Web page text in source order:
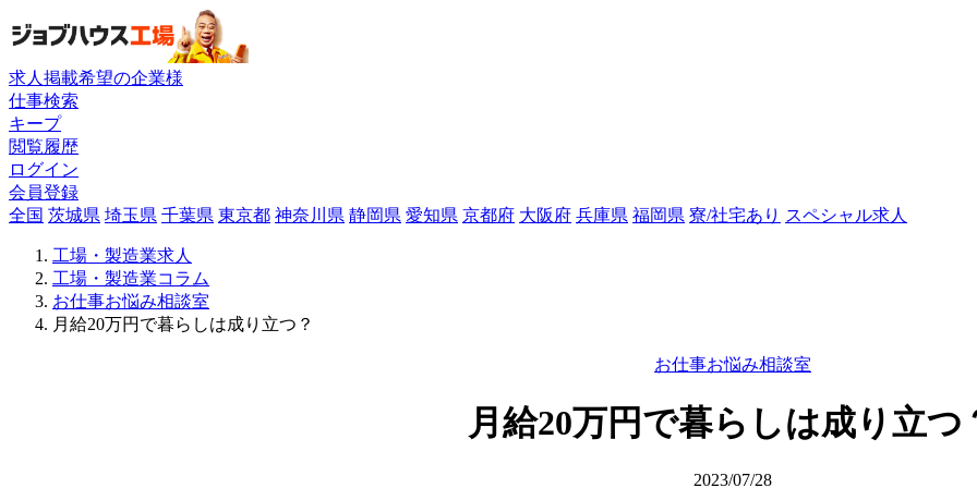
求人掲載希望の企業様
仕事検索
キープ
閲覧履歴
ログイン
会員登録
全国 茨城県 埼玉県 千葉県 東京都 神奈川県 静岡県 愛知県 京都府 大阪府 兵庫県 福岡県 寮/社宅あり スペシャル求人
工場・製造業求人
工場・製造業コラム
お仕事お悩み相談室
月給20万円で暮らしは成り立つ？
お仕事お悩み相談室
月給20万円で暮らしは成り立つ
2023/07/28